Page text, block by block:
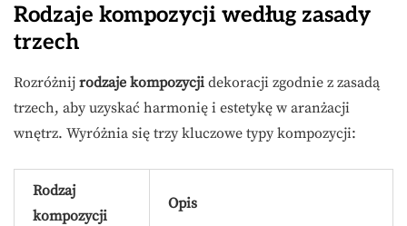
Rodzaje kompozycji według zasady
trzech
Rozróżnij rodzaje kompozycji dekoracji zgodnie z zasadą
trzech, aby uzyskać harmonię i estetykę w aranżacji
wnętrz. Wyróżnia się trzy kluczowe typy kompozycji:
Rodzaj
kompozycji
Opis